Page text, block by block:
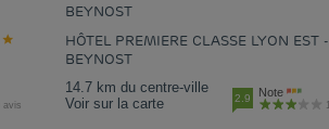
avis
BEYNOST
HÔTEL PREMIERE CLASSE LYON EST -
BEYNOST
14.7 km du centre-ville
Voir sur la carte
2.9 Note